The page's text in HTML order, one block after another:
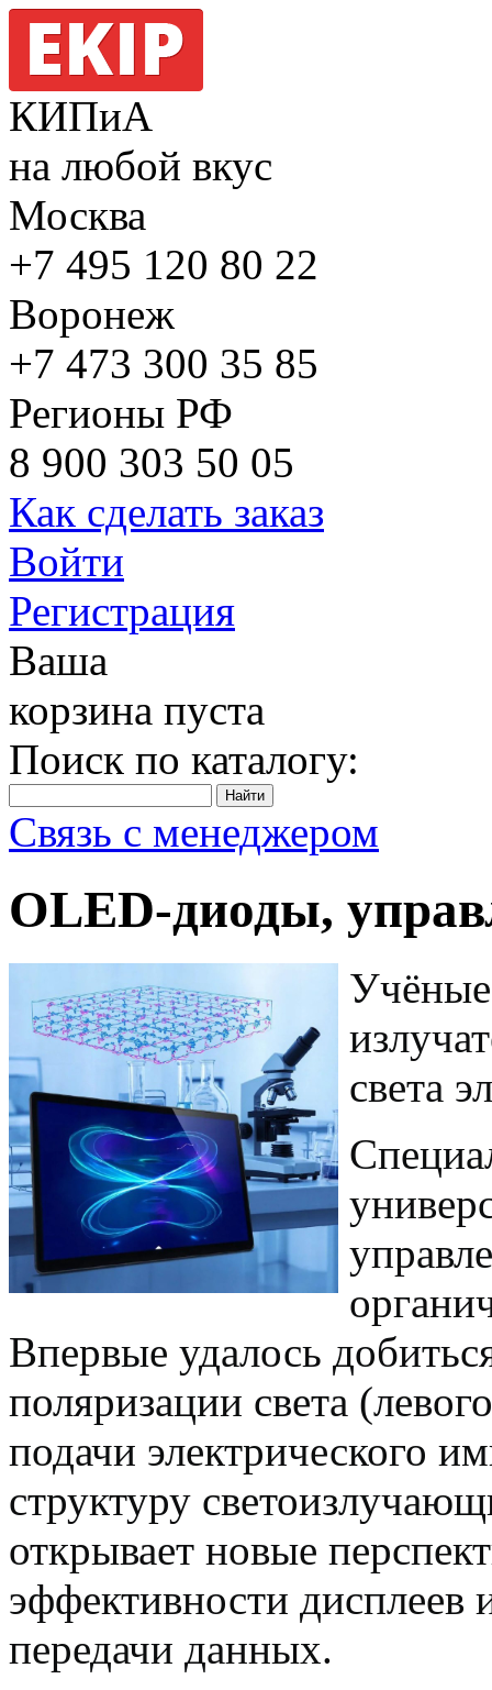
КИПиА
на любой вкус
Москва
+7 495 120 80 22
Воронеж
+7 473 300 35 85
Регионы РФ
8 900 303 50 05
Как сделать заказ
Войти
Регистрация
Ваша
корзина пуста
Поиск по каталогу:
Связь с менеджером
OLED-диоды,
света
Впервые удалось
поляризации света
подачи электрического
структуру
открывает новые
эффективности дисплеев
передачи данных.